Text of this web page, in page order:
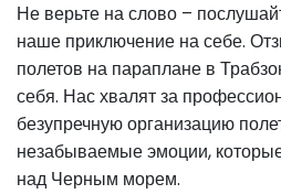
Не верьте на слово –
наше приключение на себе.
полетов на параплане в
себя. Нас хвалят за
безупречную организацию
незабываемые эмоции,
над Черным морем.